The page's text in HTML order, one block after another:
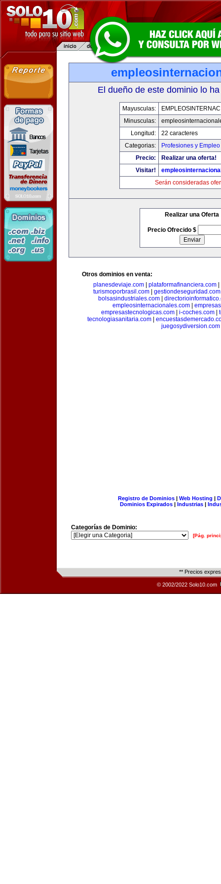
El dueño de este dominio lo
Mayusculas:
Minusculas:
Longitud:
22 caracteres
Categorias:
Profesiones y Empleo
Precio:
Realizar una oferta!
Visitar!
Serán consideradas
Realizar una Oferta
Precio Ofrecido $
Otros dominios en venta:
planesdeviaje.com| plataformafinanciera.com|
turismoporbrasil.com| gestiondeseguridad.com
bolsasindustriales.com
empleosinternacionales.com
empresastecnologicas.com
i-coches.com
tecnologiasanitaria.com|
juegosydiversion.com
Registro de Dominios| Web Hosting |
Dominios Expirados | Industrias |
Categorías de Dominio:
[Pág.
** Precios
© 2002/2022 Solo10.com